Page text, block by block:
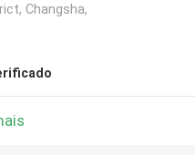
Changsha,